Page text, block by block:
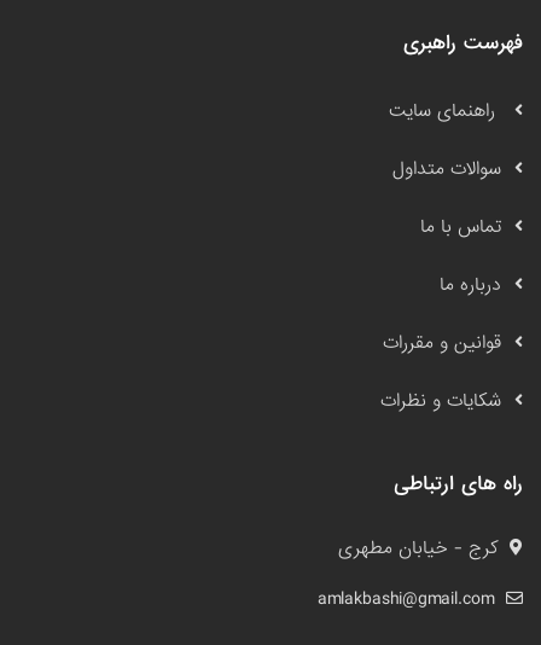
فهرست راهبری
راهنمای سایت
سوالات متداول
تماس با ما
درباره ما
قوانین و مقررات
شکایات و نظرات
راه های ارتباطی
کرج - خیابان مطهری
amlakbashi@gmail.com